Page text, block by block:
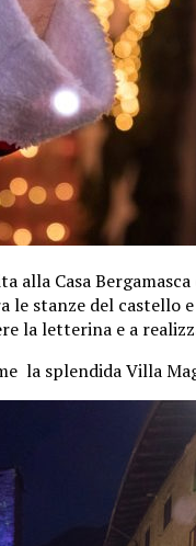
Casa
le stanze del
la letterina e a
splendida Villa